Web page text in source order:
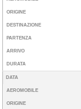
ORIGINE
DESTINAZIONE
PARTENZA
ARRIVO
DURATA
DATA
AEROMOBILE
ORIGINE